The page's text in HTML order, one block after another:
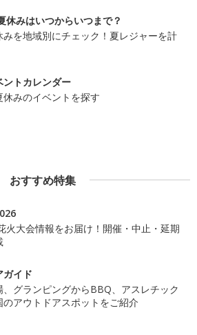
休みはいつからいつまで？
みを地域別にチェック！夏レジャーを計
ントカレンダー
休みのイベントを探す
おすすめ特集
火大会情報をお届け！開催・中止・延期
ガイド
、グランピングからBBQ、アスレチック
のアウトドアスポットをご紹介